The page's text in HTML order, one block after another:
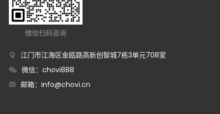
微信扫码咨询
江门市江海区金瓯路高新创智城7栋3单元708室
微信：chovi888
邮箱： info@chovi.cn